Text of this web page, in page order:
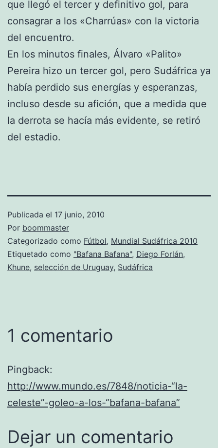
que llegó el tercer y definitivo gol, para
consagrar a los «Charrúas» con la victoria
del encuentro.
En los minutos finales, Álvaro «Palito»
Pereira hizo un tercer gol, pero Sudáfrica ya
había perdido sus energías y esperanzas,
incluso desde su afición, que a medida que
la derrota se hacía más evidente, se retiró
del estadio.
Publicada el 17 junio, 2010
Por boommaster
Categorizado como Fútbol, Mundial Sudáfrica 2010
Etiquetado como "Bafana Bafana", Diego Forlán,
Khune, selección de Uruguay, Sudáfrica
1 comentario
Pingback:
http://www.mundo.es/7848/noticia-“la-
celeste”-goleo-a-los-“bafana-bafana”
Dejar un comentario